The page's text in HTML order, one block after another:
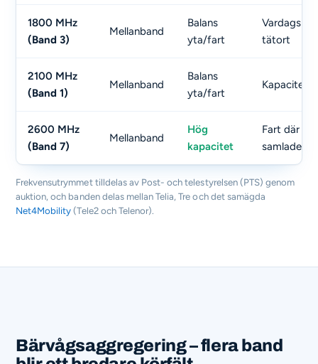
1800 MHz
(Band 3)
Mellanband
Balans
yta/fart
tätort
2100 MHz
(Band 1)
Mellanband
Balans
yta/fart
Kapacitet
2600 MHz
(Band 7)
Mellanband
Hög
kapacitet
Fart där
samlade
Frekvensutrymmet tilldelas av Post- och telestyrelsen (PTS) genom
auktion, och banden delas mellan Telia, Tre och det samägda
Net4Mobility(Tele2 och Telenor).
Bärvågsaggregering – flera band